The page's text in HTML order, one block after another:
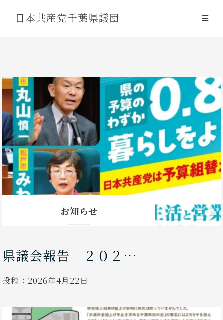
日本共産党千葉県議団
お知らせ
県議会報告 ２０２…
投稿： 2026年4月22日